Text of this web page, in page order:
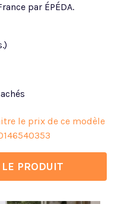
par ÉPÉDA.
le prix de ce modèle
PRODUIT